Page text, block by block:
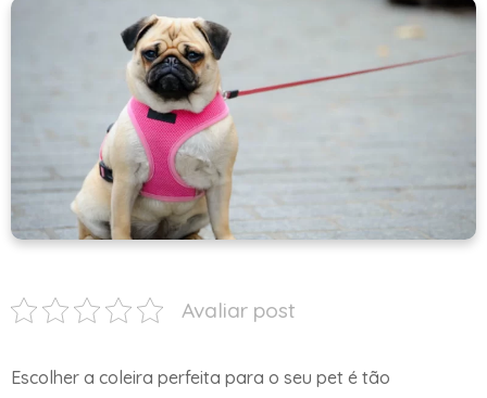
Avaliar post
Escolher a coleira perfeita para o seu pet é tão